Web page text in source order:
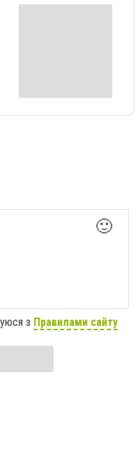
🙂
з Правилами сайту